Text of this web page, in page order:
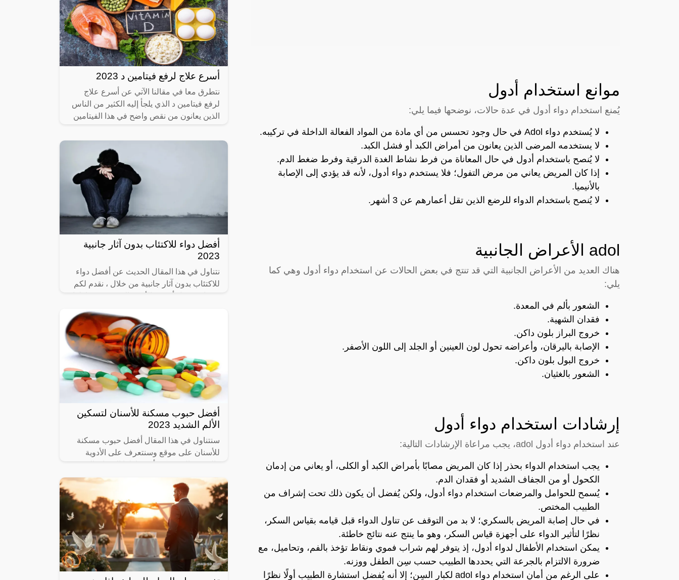
موانع استخدام أدول
يُمنع استخدام دواء أدول في عدة حالات، نوضحها فيما يلي:
لا يُستخدم دواء Adol في حال وجود تحسس من أي مادة من المواد الفعالة الداخلة في تركيبه.
لا يستخدمه المرضى الذين يعانون من أمراض الكبد أو فشل الكبد.
لا يُنصح باستخدام أدول في حال المعاناة من فرط نشاط الغدة الدرقية وفرط ضغط الدم.
إذا كان المريض يعاني من مرض التفول؛ فلا يستخدم دواء أدول، لأنه قد يؤدي إلى الإصابة
بالأنيميا.
لا يُنصح باستخدام الدواء للرضع الذين تقل أعمارهم عن 3 أشهر.
adol الأعراض الجانبية
هناك العديد من الأعراض الجانبية التي قد تنتج في بعض الحالات عن استخدام دواء أدول وهي كما
يلي:
الشعور بألم في المعدة.
فقدان الشهية.
خروج البراز بلون داكن.
الإصابة باليرقان، وأعراضه تحول لون العينين أو الجلد إلى اللون الأصفر.
خروج البول بلون داكن.
الشعور بالغثيان.
إرشادات استخدام دواء أدول
عند استخدام دواء أدول adol، يجب مراعاة الإرشادات التالية:
يجب استخدام الدواء بحذر إذا كان المريض مصابًا بأمراض الكبد أو الكلى، أو يعاني من إدمان
الكحول أو من الجفاف الشديد أو فقدان الدم.
يُسمح للحوامل والمرضعات استخدام دواء أدول، ولكن يُفضل أن يكون ذلك تحت إشراف من
الطبيب المختص.
في حال إصابة المريض بالسكري؛ لا بد من التوقف عن تناول الدواء قبل قيامه بقياس السكر،
نظرًا لتأثير الدواء على أجهزة قياس السكر، وهو ما ينتج عنه نتائج خاطئة.
يمكن استخدام الأطفال لدواء أدول، إذ يتوفر لهم شراب فموي ونقاط تؤخذ بالفم، وتحاميل، مع
ضرورة الالتزام بالجرعة التي يحددها الطبيب حسب سِن الطفل ووزنه.
على الرغم من أمان استخدام دواء adol لكبار السِن؛ إلا أنه يُفضل استشارة الطبيب أولًا نظرًا
أسرع علاج لرفع فيتامين د 2023
نتطرق معا في مقالنا الآتي عن أسرع علاج
لرفع فيتامين د الذي يلجأ إليه الكثير من الناس
الذين يعانون من نقص واضح في هذا الفيتامين
أفضل دواء للاكتئاب بدون آثار جانبية
2023
نتناول في هذا المقال الحديث عن أفضل دواء
للاكتئاب بدون آثار جانبية من خلال ، نقدم لكم
أفضل حبوب مسكنة للأسنان لتسكين
الألم الشديد 2023
سنتناول في هذا المقال أفضل حبوب مسكنة
للأسنان على موقع وسنتعرف على الأدوية
يعاني من ألم في الأسنان، وما هي المسكنات